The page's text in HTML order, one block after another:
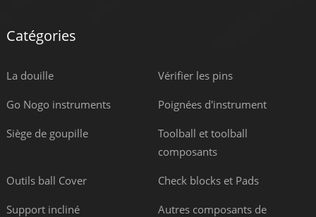
Catégories
La douille Vérifier les pins
Go Nogo instruments Poignées d'instrument
Siège de goupille
Toolball et toolball
composants
Outils ball Cover Check blocks et Pads
Support incliné
Autres composants de